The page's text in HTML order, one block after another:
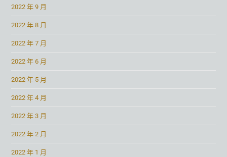
2022 年 9 月
2022 年 8 月
2022 年 7 月
2022 年 6 月
2022 年 5 月
2022 年 4 月
2022 年 3 月
2022 年 2 月
2022 年 1 月